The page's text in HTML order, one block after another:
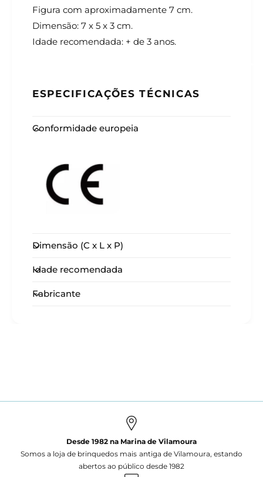
Figura com aproximadamente 7 cm.
Dimensão: 7 x 5 x 3 cm.
Idade recomendada: + de 3 anos.
ESPECIFICAÇÕES TÉCNICAS
Conformidade europeia
Dimensão (C x L x P)
Idade recomendada
Fabricante
Desde 1982 na Marina de Vilamoura
Somos a loja de brinquedos mais antiga de Vilamoura, estando
abertos ao público desde 1982